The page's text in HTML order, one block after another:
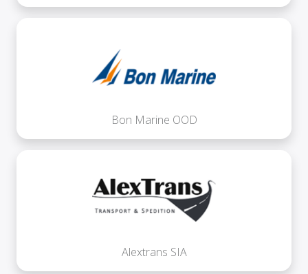
Bon Marine OOD
Alextrans SIA